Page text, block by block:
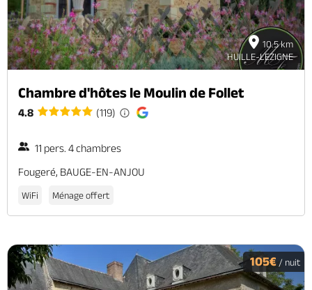
10.5 km
HUILLE-LEZIGNE
Chambre d'hôtes le Moulin de Follet
4.8 (119)
11 pers. 4 chambres
Fougeré, BAUGE-EN-ANJOU
WiFi Ménage offert
105€ / nuit